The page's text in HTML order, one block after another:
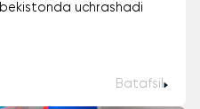
uchrashadi
Batafsil